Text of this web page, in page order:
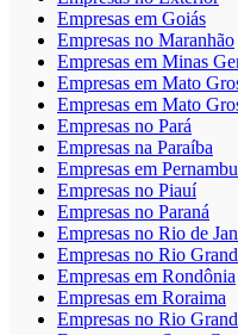
Empresas em Goiás
Empresas no Maranhão
Empresas em Minas
Empresas em Mato
Empresas em Mato
Empresas no Pará
Empresas na Paraíba
Empresas em
Empresas no Piauí
Empresas no Paraná
Empresas no Rio de
Empresas no Rio
Empresas em Rondônia
Empresas em Roraima
Empresas no Rio